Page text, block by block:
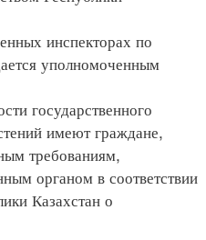
инспекторах по
уполномоченным
государственного
имеют граждане,
требованиям,
органом в соответствии
Казахстан о